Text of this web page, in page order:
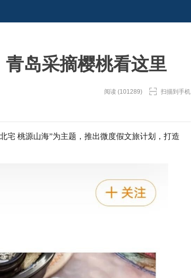
岛采摘樱桃看这里
阅读 (101289) 扫描到手机
宅 桃源山海”为主题，推出微度假文旅计划，打造